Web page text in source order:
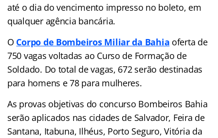
até o dia do vencimento impresso no boleto, em
qualquer agência bancária.
O Corpo de Bombeiros Miliar da Bahia oferta de
750 vagas voltadas ao Curso de Formação de
Soldado. Do total de vagas, 672 serão destinadas
para homens e 78 para mulheres.
As provas objetivas do concurso Bombeiros Bahia
serão aplicados nas cidades de Salvador, Feira de
Santana, Itabuna, Ilhéus, Porto Seguro, Vitória da